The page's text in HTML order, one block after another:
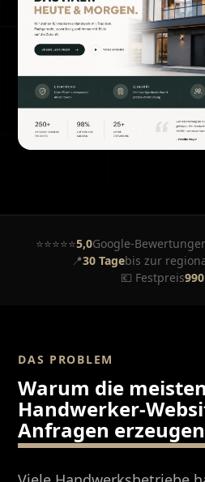
⭐⭐⭐⭐⭐5,0Google-
📍30 Tagebis zur
💶 Festpreis
DAS PROBLEM
Warum die meisten
Handwerker-
Anfragen erzeugen